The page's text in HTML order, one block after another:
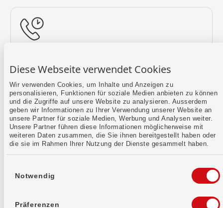
Diese Webseite verwendet Cookies
Wir verwenden Cookies, um Inhalte und Anzeigen zu
personalisieren, Funktionen für soziale Medien anbieten zu können
und die Zugriffe auf unsere Website zu analysieren. Ausserdem
geben wir Informationen zu Ihrer Verwendung unserer Website an
unsere Partner für soziale Medien, Werbung und Analysen weiter.
Unsere Partner führen diese Informationen möglicherweise mit
weiteren Daten zusammen, die Sie ihnen bereitgestellt haben oder
die sie im Rahmen Ihrer Nutzung der Dienste gesammelt haben.
Notwendig
Präferenzen
Mehr erfahren
Kontaktformular